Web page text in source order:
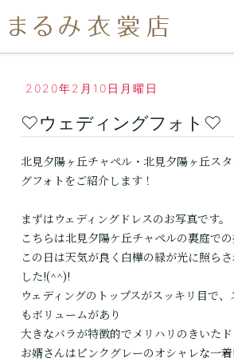
2020年2月10日月曜日
♡ウェディングフォト♡
北見夕陽ヶ丘チャペル・北見夕陽ヶ丘ス
グフォトをご紹介します！
まずはウェディングドレスのお写真です。
こちらは北見夕陽ケ丘チャペルの裏庭で
この日は天気が良く白樺の緑が光に照ら
した!(^^)!
ウェディングのトップスがスッキリ目で
もボリュームがあり
大きなバラが特徴的でメリハリのきいたド
お婿さんはピンクグレーのオシャレな一